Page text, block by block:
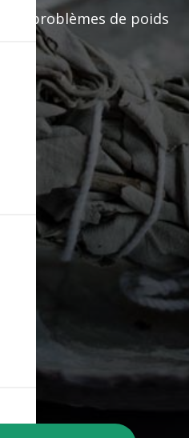
problèmes de poids